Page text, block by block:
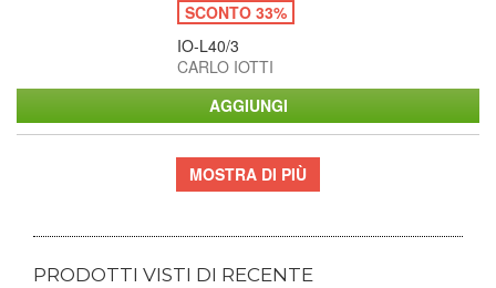
SCONTO 33%
IO-L40/3
CARLO IOTTI
MOSTRA DI PIÙ
PRODOTTI VISTI DI RECENTE